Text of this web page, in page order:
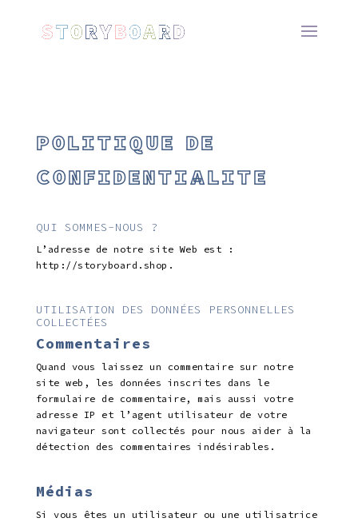
POLITIQUE DE
CONFIDENTIALITÉ
QUI SOMMES-NOUS ?
L’adresse de notre site Web est :
http://storyboard.shop.
UTILISATION DES DONNÉES PERSONNELLES
COLLECTÉES
Commentaires
Quand vous laissez un commentaire sur notre
site web, les données inscrites dans le
formulaire de commentaire, mais aussi votre
adresse IP et l’agent utilisateur de votre
navigateur sont collectés pour nous aider à la
détection des commentaires indésirables.
Médias
Si vous êtes un utilisateur ou une utilisatrice